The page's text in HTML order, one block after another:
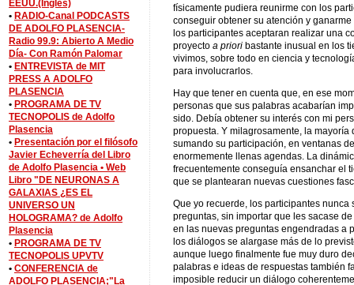
físicamente pudiera reunirme con los
conseguir obtener su atención y
los participantes aceptaran realizar una
proyecto a priori bastante inusual en los
vivimos, sobre todo en ciencia y
para involucrarlos.
Hay que tener en cuenta que, en ese
personas que sus palabras acabarían
sido. Debía obtener su interés con mi
propuesta. Y milagrosamente, la
sumando su participación, en ventanas
enormemente llenas agendas. La
frecuentemente conseguía ensanchar el
que se plantearan nuevas cuestiones
Que yo recuerde, los participantes
preguntas, sin importar que les sacase
en las nuevas preguntas engendradas a
los diálogos se alargase más de lo
aunque luego finalmente fue muy duro
palabras e ideas de respuestas también
imposible reducir un diálogo
EEUU.(Inglés)
• RADIO-Canal PODCASTS
DE ADOLFO PLASENCIA-
Radio 99.9: Abierto A Medio
Día- Con Ramón Palomar
• ENTREVISTA de MIT
PRESS A ADOLFO
PLASENCIA
• PROGRAMA DE TV
TECNOPOLIS de Adolfo
Plasencia
• Presentación por el filósofo
Javier Echeverría del Libro
de Adolfo Plasencia • Web
Libro "DE NEURONAS A
GALAXIAS ¿ES EL
UNIVERSO UN
HOLOGRAMA? de Adolfo
Plasencia
• PROGRAMA DE TV
TECNOPOLIS UPVTV
• CONFERENCIA de
ADOLFO PLASENCIA;"La